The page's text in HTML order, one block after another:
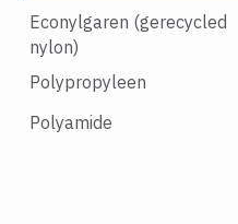
Econylgaren (gerecycled
nylon)
Polypropyleen
Polyamide